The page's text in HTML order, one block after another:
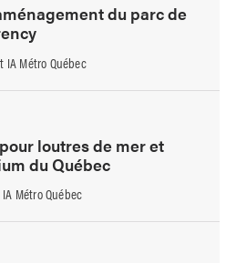
du parc de
IA Métro Québec
loutres de mer et
du Québec
Métro Québec